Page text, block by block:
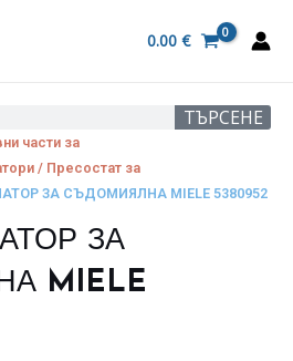
0.00 €
ТЪРСЕНЕ
части за
/ Пресостат за
ЗА СЪДОМИЯЛНА MIELE 5380952
ЗА
MIELE